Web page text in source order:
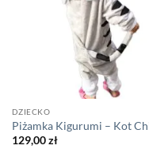
DZIECKO
Piżamka Kigurumi – Kot
129,00zł